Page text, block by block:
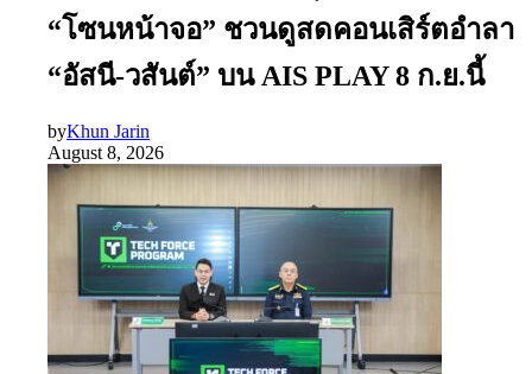
“โซนหน้าจอ” ชวนดูสดคอนเสิร์ตอำลา
“อัสนี-วสันต์” บน AIS PLAY 8 ก.ย.นี้
byKhun Jarin
August 8, 2026